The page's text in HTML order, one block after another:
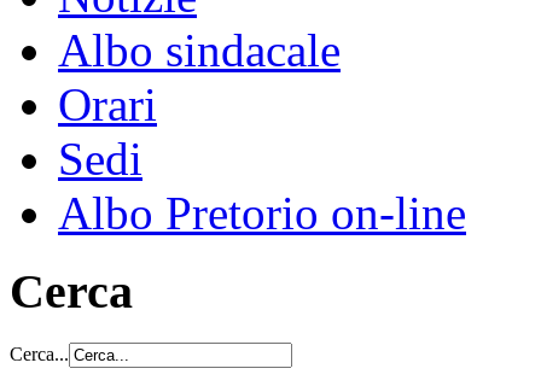
Albo sindacale
Orari
Sedi
Albo Pretorio on-line
Cerca
Cerca...